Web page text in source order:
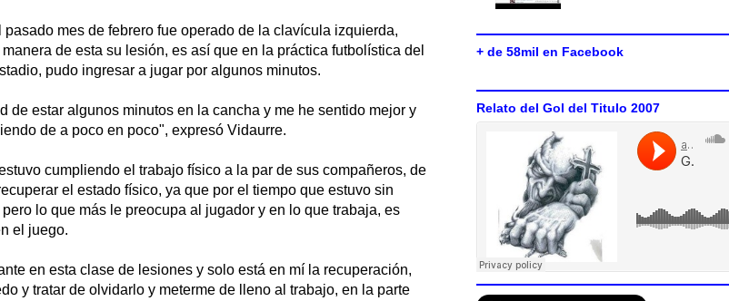
mes de febrero fue operado de la clavícula izquierda,
de esta su lesión, es así que en la práctica futbolística del
pudo ingresar a jugar por algunos minutos.
de estar algunos minutos en la cancha y me he sentido mejor y
de a poco en poco", expresó Vidaurre.
cumpliendo el trabajo físico a la par de sus compañeros, de
el estado físico, ya que por el tiempo que estuvo sin
lo que más le preocupa al jugador y en lo que trabaja, es
el juego.
en esta clase de lesiones y solo está en mí la recuperación,
y tratar de olvidarlo y meterme de lleno al trabajo, en la parte
+ de 58mil en Facebook
Relato del Gol del Titulo 2007